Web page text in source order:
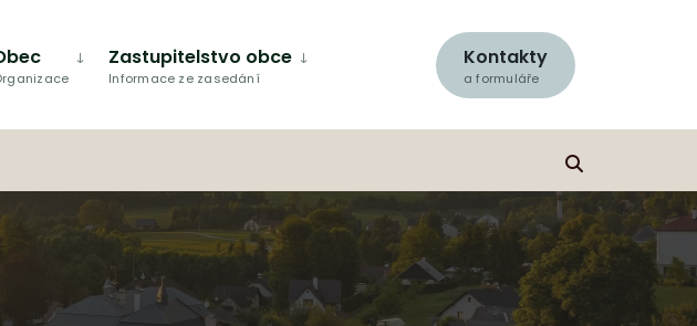
Kontakty
a formuláře
Zastupitelstvo obce
Informace ze zasedání